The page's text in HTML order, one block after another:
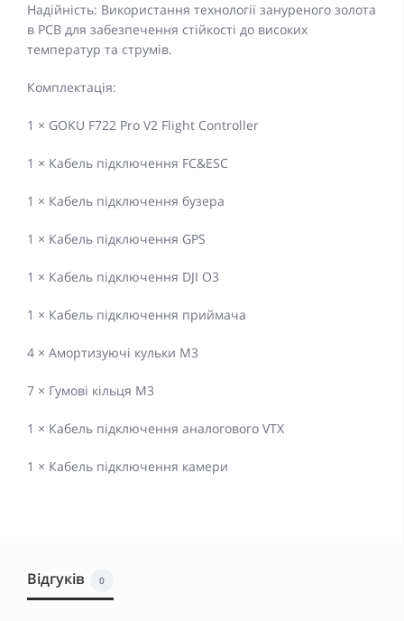
Надійність: Використання технології зануреного золота
в PCB для забезпечення стійкості до високих
температур та струмів.
Комплектація:
1 × GOKU F722 Pro V2 Flight Controller
1 × Кабель підключення FC&ESC
1 × Кабель підключення бузера
1 × Кабель підключення GPS
1 × Кабель підключення DJI O3
1 × Кабель підключення приймача
4 × Амортизуючі кульки M3
7 × Гумові кільця M3
1 × Кабель підключення аналогового VTX
1 × Кабель підключення камери
Відгуків 0